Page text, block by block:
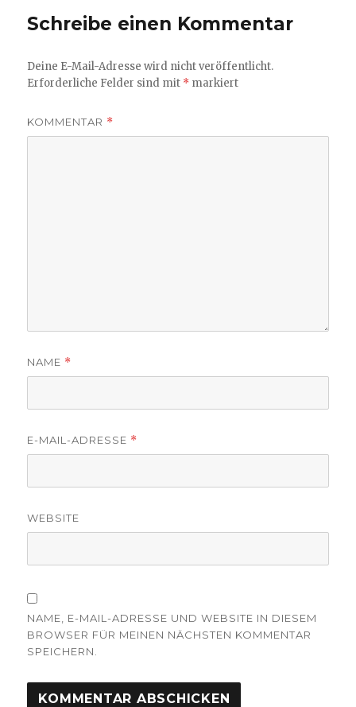
Schreibe einen Kommentar
Deine E-Mail-Adresse wird nicht veröffentlicht.
Erforderliche Felder sind mit * markiert
KOMMENTAR *
NAME *
E-MAIL-ADRESSE *
WEBSITE
NAME, E-MAIL-ADRESSE UND WEBSITE IN DIESEM
BROWSER FÜR MEINEN NÄCHSTEN KOMMENTAR
SPEICHERN.